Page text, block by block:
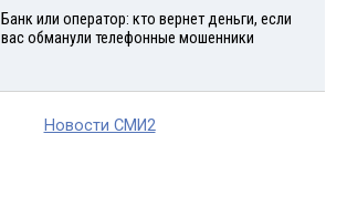
Банк или оператор: кто вернет деньги, если
вас обманули телефонные мошенники
Новости СМИ2